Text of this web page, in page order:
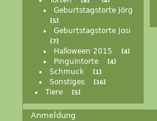
Geburtstagstorte Jörg
5
Geburtstagstorte Josi
7
Halloween 2015 4
Pinguintorte 4
Schmuck 1
Sonstiges 16
Tiere 5
Anmeldung